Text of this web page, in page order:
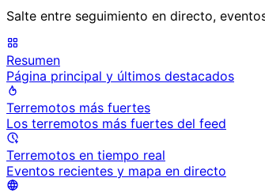
Salte entre seguimiento en directo,
Resumen
Página principal y últimos destacados
Terremotos más fuertes
Los terremotos más fuertes del feed
Terremotos en tiempo real
Eventos recientes y mapa en directo